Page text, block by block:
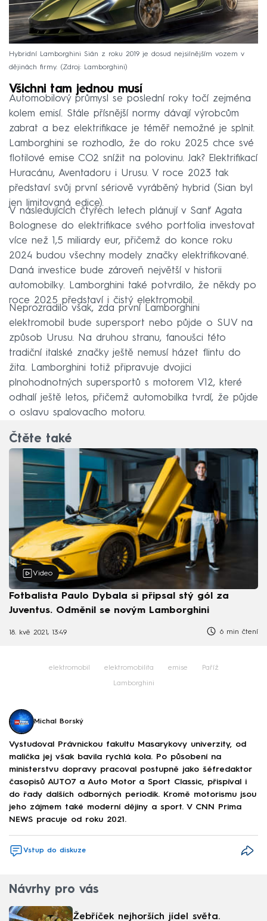
Hybridní Lamborghini Sián z roku 2019 je dosud nejsilnějším vozem v
dějinách firmy.
Zdroj: Lamborghini
Všichni tam jednou musí
Automobilový průmysl se poslední roky točí zejména
kolem emisí. Stále přísnější normy dávají výrobcům
zabrat a bez elektrifikace je téměř nemožné je splnit.
Lamborghini se rozhodlo, že do roku 2025 chce své
flotilové emise CO2 snížit na polovinu. Jak? Elektrifikací
Huracánu, Aventadoru i Urusu. V roce 2023 tak
představí svůj první sériově vyráběný hybrid (Sian byl
jen limitovaná edice).
V následujících čtyřech letech plánují v Sanť Agata
Bolognese do elektrifikace svého portfolia investovat
více než 1,5 miliardy eur, přičemž do konce roku
2024 budou všechny modely značky elektrifikované.
Daná investice bude zároveň největší v historii
automobilky. Lamborghini také potvrdilo, že někdy po
roce 2025 představí i čistý elektromobil.
Neprozradilo však, zda první Lamborghini
elektromobil bude supersport nebo půjde o SUV na
způsob Urusu. Na druhou stranu, fanoušci této
tradiční italské značky ještě nemusí házet flintu do
žita. Lamborghini totiž připravuje dvojici
plnohodnotných supersportů s motorem V12, které
odhalí ještě letos, přičemž automobilka tvrdí, že půjde
o oslavu spalovacího motoru.
Čtěte také
Video
Fotbalista Paulo Dybala si připsal stý gól za
Juventus. Odměnil se novým Lamborghini
18. kvě 2021, 13:49 6 min čtení
elektromobil elektromobilita emise Paříž
Lamborghini
Michal Borský
Vystudoval Právnickou fakultu Masarykovy univerzity, od
malička jej však bavila rychlá kola. Po působení na
ministerstvu dopravy pracoval postupně jako šéfredaktor
časopisů AUTO7 a Auto Motor a Sport Classic, přispíval i
do řady dalších odborných periodik. Kromě motorismu jsou
jeho zájmem také moderní dějiny a sport. V CNN Prima
NEWS pracuje od roku 2021.
Vstup do diskuze
Návrhy pro vás
Žebříček nejhorších jídel světa.